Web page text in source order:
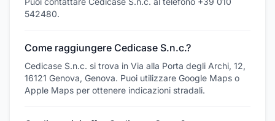
542480.
Come raggiungere Cedicase S.n.c.?
Cedicase S.n.c. si trova in Via alla Porta degli Archi, 12,
16121 Genova, Genova. Puoi utilizzare Google Maps o
Apple Maps per ottenere indicazioni stradali.